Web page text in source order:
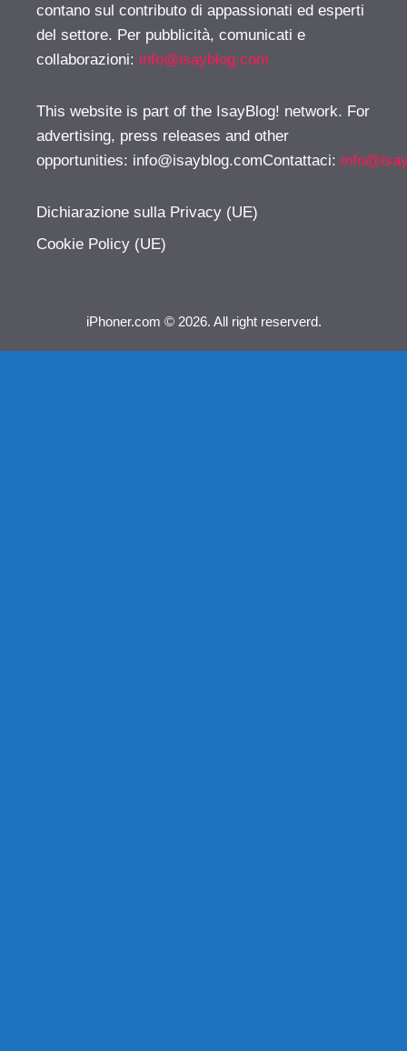
contano sul contributo di appassionati ed esperti
del settore. Per pubblicità, comunicati e
collaborazioni: info@isayblog.com
This website is part of the IsayBlog! network. For
advertising, press releases and other
opportunities: info@isayblog.comContattaci:
Dichiarazione sulla Privacy (UE)
Cookie Policy (UE)
iPhoner.com © 2026. All right reserverd.